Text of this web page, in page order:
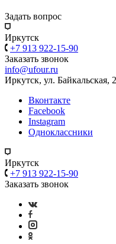
Задать вопрос
Иркутск
+7 913 922-15-90
Заказать звонок
info@ufour.ru
Иркутск, ул. Байкальская,
Вконтакте
Facebook
Instagram
Одноклассники
Иркутск
+7 913 922-15-90
Заказать звонок